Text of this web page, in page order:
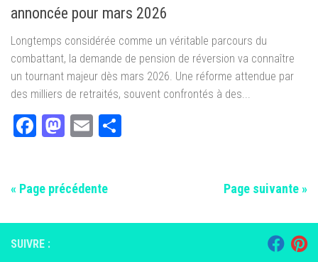
annoncée pour mars 2026
Longtemps considérée comme un véritable parcours du
combattant, la demande de pension de réversion va connaître
un tournant majeur dès mars 2026. Une réforme attendue par
des milliers de retraités, souvent confrontés à des...
Facebook
Mastodon
Email
« Page précédente Page suivante »
SUIVRE :